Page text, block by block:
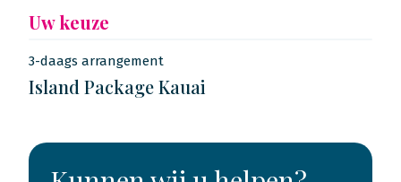
Uw keuze
3-daags arrangement
Island Package Kauai